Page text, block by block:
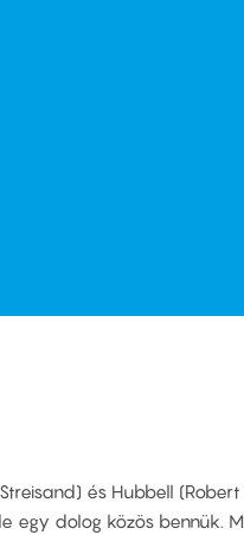
és Hubbell
egy dolog közös bennük.